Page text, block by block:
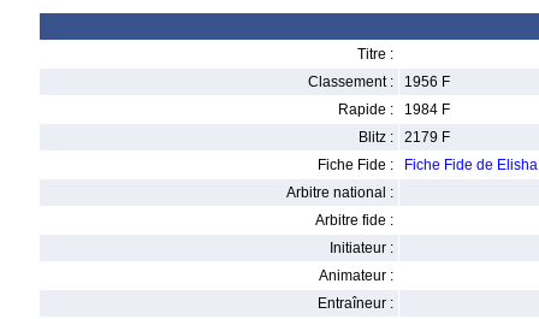
Titre :
Classement :
1956 F
Rapide :
1984 F
Blitz :
2179 F
Fiche Fide :
Fiche Fide de
Arbitre national :
Arbitre fide :
Initiateur :
Animateur :
Entraîneur :